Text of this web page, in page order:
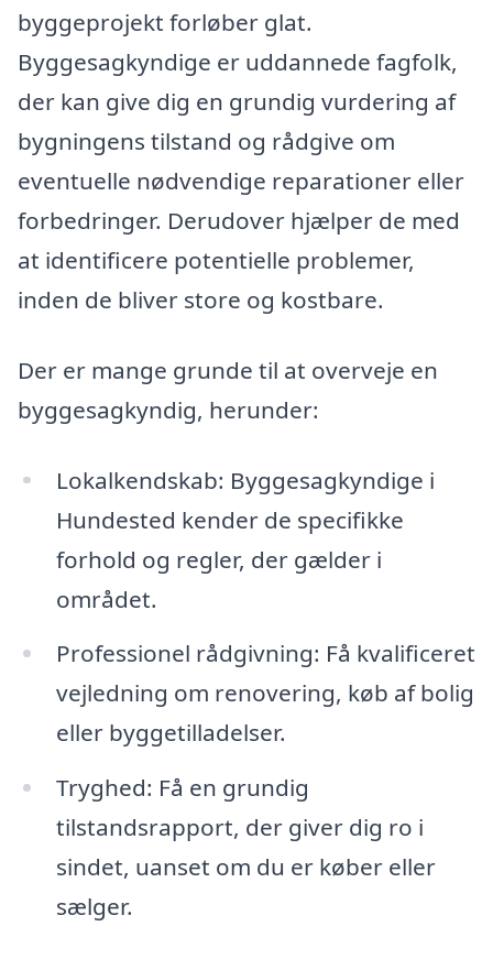
byggeprojekt forløber glat.
Byggesagkyndige er uddannede fagfolk,
der kan give dig en grundig vurdering af
bygningens tilstand og rådgive om
eventuelle nødvendige reparationer eller
forbedringer. Derudover hjælper de med
at identificere potentielle problemer,
inden de bliver store og kostbare.
Der er mange grunde til at overveje en
byggesagkyndig, herunder:
Lokalkendskab: Byggesagkyndige i
Hundested kender de specifikke
forhold og regler, der gælder i
området.
Professionel rådgivning: Få kvalificeret
vejledning om renovering, køb af bolig
eller byggetilladelser.
Tryghed: Få en grundig
tilstandsrapport, der giver dig ro i
sindet, uanset om du er køber eller
sælger.